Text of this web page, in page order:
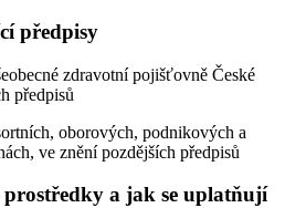
předpisy
zdravotní pojišťovně České
předpisů
oborových, podnikových a
ve znění pozdějších předpisů
prostředky a jak se uplatňují